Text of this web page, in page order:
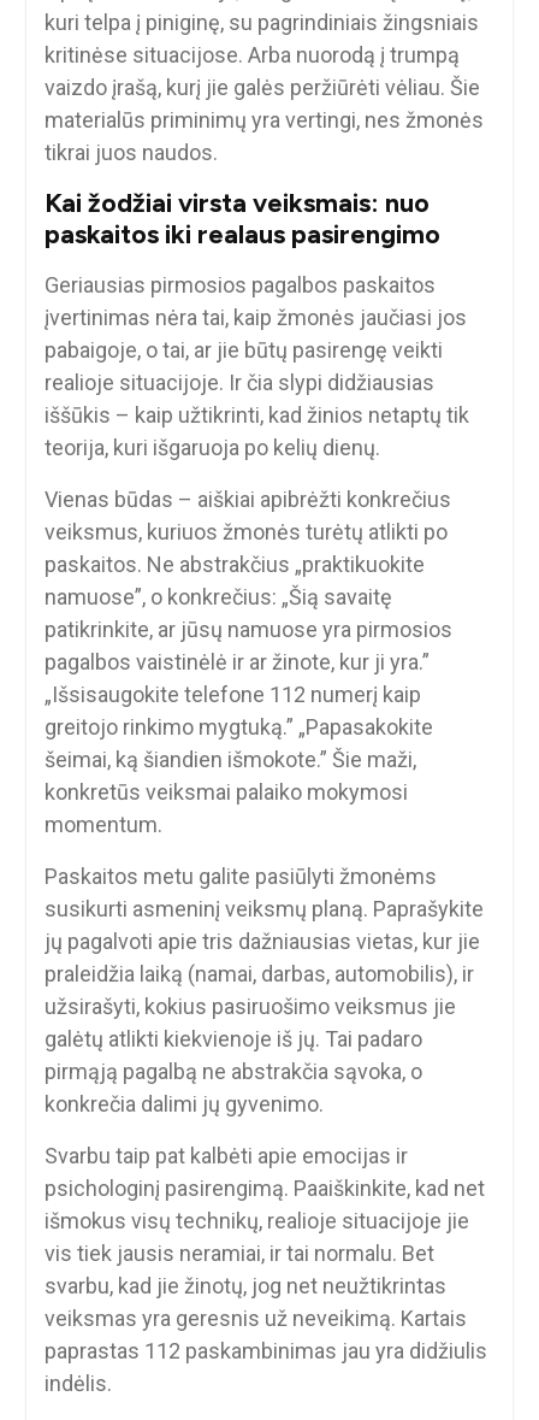
kuri telpa į piniginę, su pagrindiniais žingsniais
kritinėse situacijose. Arba nuorodą į trumpą
vaizdo įrašą, kurį jie galės peržiūrėti vėliau. Šie
materialūs priminimų yra vertingi, nes žmonės
tikrai juos naudos.
Kai žodžiai virsta veiksmais: nuo
paskaitos iki realaus pasirengimo
Geriausias pirmosios pagalbos paskaitos
įvertinimas nėra tai, kaip žmonės jaučiasi jos
pabaigoje, o tai, ar jie būtų pasirengę veikti
realioje situacijoje. Ir čia slypi didžiausias
iššūkis – kaip užtikrinti, kad žinios netaptų tik
teorija, kuri išgaruoja po kelių dienų.
Vienas būdas – aiškiai apibrėžti konkrečius
veiksmus, kuriuos žmonės turėtų atlikti po
paskaitos. Ne abstrakčius „praktikuokite
namuose”, o konkrečius: „Šią savaitę
patikrinkite, ar jūsų namuose yra pirmosios
pagalbos vaistinėlė ir ar žinote, kur ji yra.”
„Išsisaugokite telefone 112 numerį kaip
greitojo rinkimo mygtuką.” „Papasakokite
šeimai, ką šiandien išmokote.” Šie maži,
konkretūs veiksmai palaiko mokymosi
momentum.
Paskaitos metu galite pasiūlyti žmonėms
susikurti asmeninį veiksmų planą. Paprašykite
jų pagalvoti apie tris dažniausias vietas, kur jie
praleidžia laiką (namai, darbas, automobilis), ir
užsirašyti, kokius pasiruošimo veiksmus jie
galėtų atlikti kiekvienoje iš jų. Tai padaro
pirmąją pagalbą ne abstrakčia sąvoka, o
konkrečia dalimi jų gyvenimo.
Svarbu taip pat kalbėti apie emocijas ir
psichologinį pasirengimą. Paaiškinkite, kad net
išmokus visų technikų, realioje situacijoje jie
vis tiek jausis neramiai, ir tai normalu. Bet
svarbu, kad jie žinotų, jog net neužtikrintas
veiksmas yra geresnis už neveikimą. Kartais
paprastas 112 paskambinimas jau yra didžiulis
indėlis.